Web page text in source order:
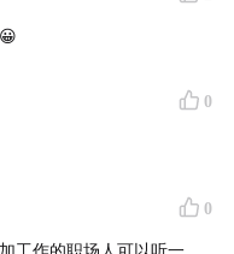
那个 30 人支撑 4.5 亿
简团队如何原生开发
费是用来“抑制增长”
亿美金收购时，工程
拆解了她在 Meta 担
中到底扮演什么角
创业者，这期关于效
0
0
工作的职场人可以听一